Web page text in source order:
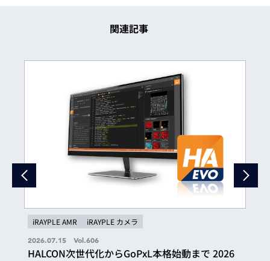
関連記事
iRAYPLE AMR iRAYPLE カメラ
2026.07.15 Vol.606
HALCON次世代化からGoPxL本格始動まで 2026